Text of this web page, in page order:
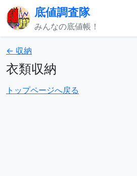
底値調査隊
みんなの底値帳！
← 収納
衣類収納
トップページへ戻る